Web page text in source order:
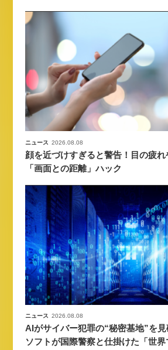
ニュース 2026.08.08
顔を近づけすぎると警告！目の疲
「画面との距離」ハック
ニュース 2026.08.08
AIがサイバー犯罪の“秘密基地”を
ソフトが国際警察と仕掛けた「世